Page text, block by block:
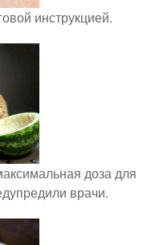
инструкцией.
доза для
врачи.